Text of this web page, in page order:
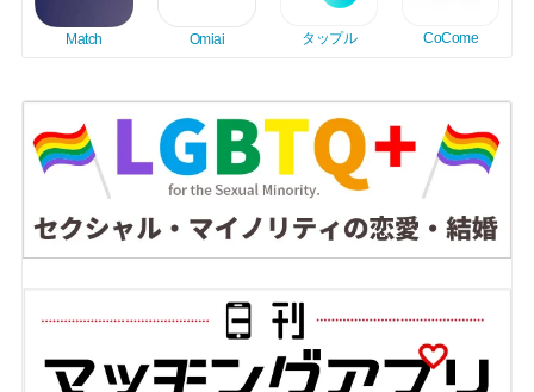
Match Omiai タップル CoCome